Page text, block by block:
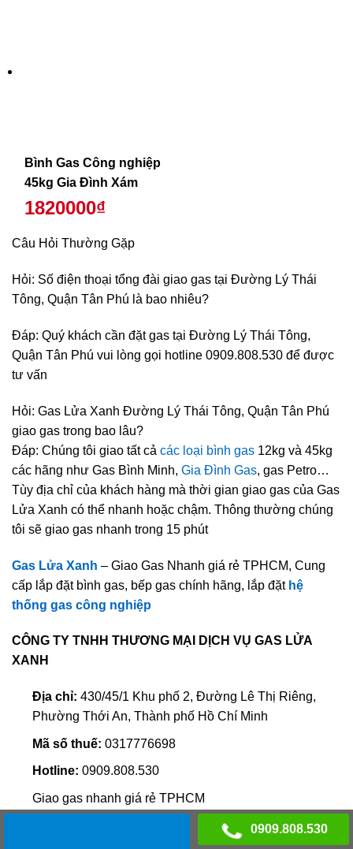
Bình Gas Công nghiệp
45kg Gia Đình Xám
1820000₫
Câu Hỏi Thường Gặp
Hỏi: Số điện thoại tổng đài giao gas tại Đường Lý Thái
Tông, Quận Tân Phú là bao nhiêu?
Đáp: Quý khách cần đặt gas tại Đường Lý Thái Tông,
Quận Tân Phú vui lòng gọi hotline 0909.808.530 để được
tư vấn
Hỏi: Gas Lửa Xanh Đường Lý Thái Tông, Quận Tân Phú
giao gas trong bao lâu?
Đáp: Chúng tôi giao tất cả các loại bình gas 12kg và 45kg
các hãng như Gas Bình Minh, Gia Đình Gas, gas Petro…
Tùy địa chỉ của khách hàng mà thời gian giao gas của Gas
Lửa Xanh có thể nhanh hoặc chậm. Thông thường chúng
tôi sẽ giao gas nhanh trong 15 phút
Gas Lửa Xanh – Giao Gas Nhanh giá rẻ TPHCM, Cung
cấp lắp đặt bình gas, bếp gas chính hãng, lắp đặt hệ
thống gas công nghiệp
CÔNG TY TNHH THƯƠNG MẠI DỊCH VỤ GAS LỬA
XANH
Địa chỉ: 430/45/1 Khu phố 2, Đường Lê Thị Riêng,
Phường Thới An, Thành phố Hồ Chí Minh
Mã số thuế: 0317776698
Hotline: 0909.808.530
Giao gas nhanh giá rẻ TPHCM
0909.808.530